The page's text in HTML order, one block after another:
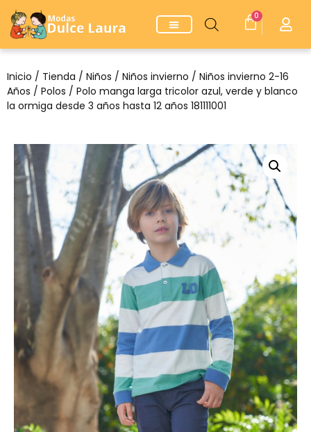
0
Inicio / Tienda / Niños / Niños invierno / Niños invierno 2-16
Años / Polos / Polo manga larga tricolor azul, verde y blanco
la ormiga desde 3 años hasta 12 años 181111001